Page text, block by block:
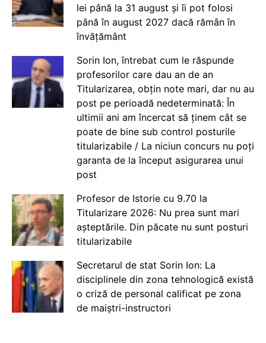
lei până la 31 august și îi pot folosi
până în august 2027 dacă rămân în
învățământ
Sorin Ion, întrebat cum le răspunde
profesorilor care dau an de an
Titularizarea, obțin note mari, dar nu au
post pe perioadă nedeterminată: În
ultimii ani am încercat să ținem cât se
poate de bine sub control posturile
titularizabile / La niciun concurs nu poți
garanta de la început asigurarea unui
post
Profesor de Istorie cu 9.70 la
Titularizare 2026: Nu prea sunt mari
așteptările. Din păcate nu sunt posturi
titularizabile
Secretarul de stat Sorin Ion: La
disciplinele din zona tehnologică există
o criză de personal calificat pe zona
de maiștri-instructori